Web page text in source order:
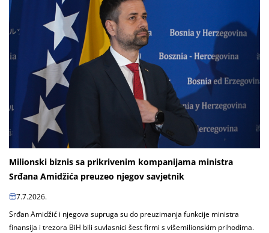
Milionski biznis sa prikrivenim kompanijama ministra
Srđana Amidžića preuzeo njegov savjetnik
7.7.2026.
Srđan Amidžić i njegova supruga su do preuzimanja funkcije ministra
finansija i trezora BiH bili suvlasnici šest firmi s višemilionskim prihodima.